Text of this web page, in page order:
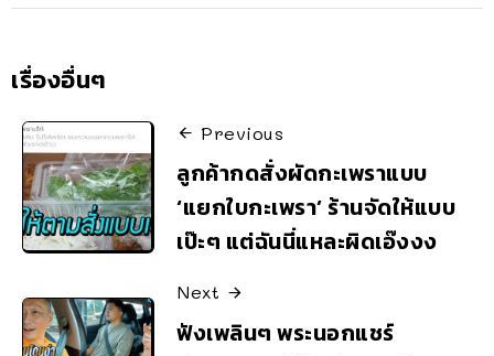
เรื่องอื่นๆ
Previous
ลูกค้ากดสั่งผัดกะเพราแบบ
‘แยกใบกะเพรา’ ร้านจัดให้แบบ
เป๊ะๆ แต่ฉันนี่แหละผิดเอ๊งงง
Next
ฟังเพลินๆ พระนอกแชร์